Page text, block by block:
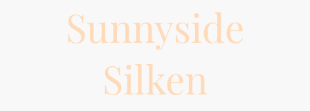
Sunnyside
Silken